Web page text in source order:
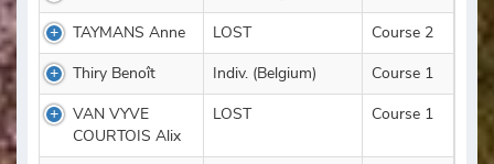
TAYMANS Anne
LOST
Course 2
Thiry Benoît
Indiv. (Belgium)
Course 1
VAN VYVE
COURTOIS Alix
LOST Course 1